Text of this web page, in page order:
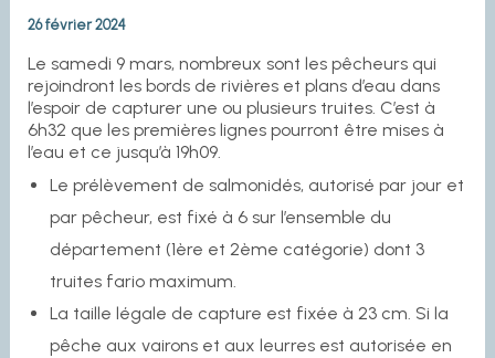
26 février 2024
Le samedi 9 mars, nombreux sont les pêcheurs qui
rejoindront les bords de rivières et plans d’eau dans
l’espoir de capturer une ou plusieurs truites. C’est à
6h32 que les premières lignes pourront être mises à
l’eau et ce jusqu’à 19h09.
Le prélèvement de salmonidés, autorisé par jour et
par pêcheur, est fixé à 6 sur l’ensemble du
département (1ère et 2ème catégorie) dont 3
truites fario maximum.
La taille légale de capture est fixée à 23 cm. Si la
pêche aux vairons et aux leurres est autorisée en